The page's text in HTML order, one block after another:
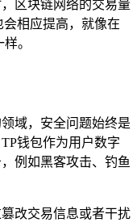
区块链网络的交易量
相应提高，就像在
。
域，安全问题始终是
钱包作为用户数字
例如黑客攻击、钓鱼
改交易信息或者干扰